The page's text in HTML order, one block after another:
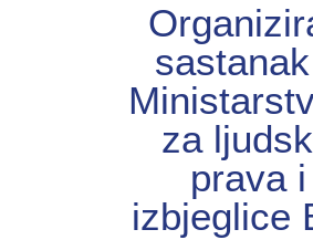
za
prava i
izbjeglice